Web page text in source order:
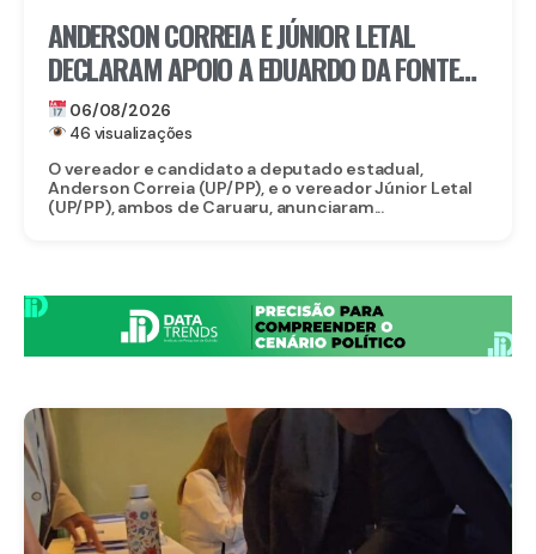
ANDERSON CORREIA E JÚNIOR LETAL
DECLARAM APOIO A EDUARDO DA FONTE
PARA O SENADO E LULA DA FONTE PARA
DEPUTADO FEDERAL
06/08/2026
46 visualizações
O vereador e candidato a deputado estadual,
Anderson Correia (UP/PP), e o vereador Júnior Letal
(UP/PP), ambos de Caruaru, anunciaram...